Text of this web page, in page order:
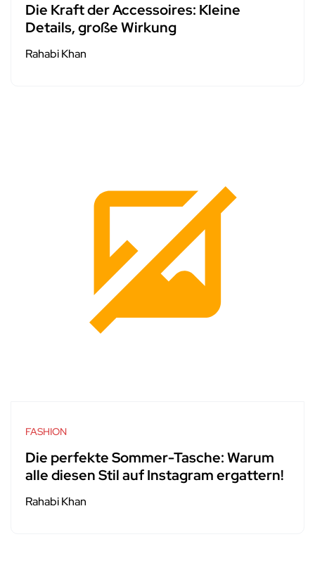
Die Kraft der Accessoires: Kleine
Details, große Wirkung
Rahabi Khan
FASHION
Die perfekte Sommer-Tasche: Warum
alle diesen Stil auf Instagram ergattern!
Rahabi Khan